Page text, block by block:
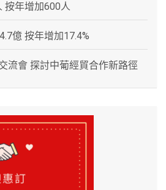
按年增加600人
億 按年增加17.4%
流會 探討中葡經貿合作新路徑